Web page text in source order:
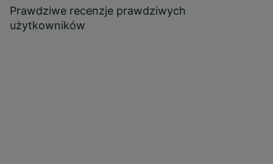
Prawdziwe recenzje prawdziwych
użytkowników